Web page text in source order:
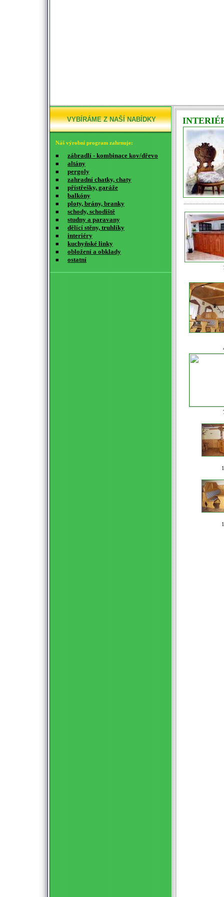
VYBÍRÁME Z NAŠÍ NABÍDKY
Náš výrobní program zahrnuje:
■ zábradlí - kombinace kov/dřevo
■ altány
■ pergoly
■ zahradní chatky, chaty
■ přístřešky, garáže
■ balkóny
■ ploty, brány, branky
■ schody, schodiště
■ studny a paravany
■ dělící stěny, truhlíky
■ interiéry
■ kuchyňské linky
■ obložení a obklady
■ ostatní